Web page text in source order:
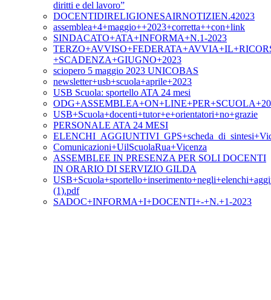
diritti e del lavoro”
DOCENTIDIRELIGIONESAIRNOTIZIEN.42023
assemblea+4+maggio++2023+corretta++con+link
SINDACATO+ATA+INFORMA+N.1-2023
+SCADENZA+GIUGNO+2023
sciopero 5 maggio 2023 UNICOBAS
newsletter+usb+scuola+aprile+2023
USB Scuola: sportello ATA 24 mesi
USB+Scuola+docenti+tutor+e+orientatori+no+grazie
PERSONALE ATA 24 MESI
Comunicazioni+UilScuolaRua+Vicenza
ASSEMBLEE IN PRESENZA PER SOLI DOCENTI
IN ORARIO DI SERVIZIO GILDA
(1).pdf
SADOC+INFORMA+I+DOCENTI+-+N.+1-2023